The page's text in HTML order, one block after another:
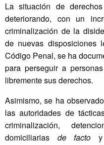
La situación de
deteriorando, con un
criminalización de la
de nuevas disposiciones
Código Penal, se ha
para perseguir a
libremente sus derechos.
Asimismo, se ha
las autoridades de
criminalización,
domiciliarias de facto y